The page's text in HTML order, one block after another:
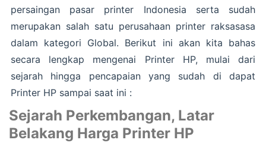
persaingan pasar printer Indonesia serta sudah
merupakan salah satu perusahaan printer raksasasa
dalam kategori Global. Berikut ini akan kita bahas
secara lengkap mengenai Printer HP, mulai dari
sejarah hingga pencapaian yang sudah di dapat
Printer HP sampai saat ini :
Sejarah Perkembangan, Latar
Belakang Harga Printer HP